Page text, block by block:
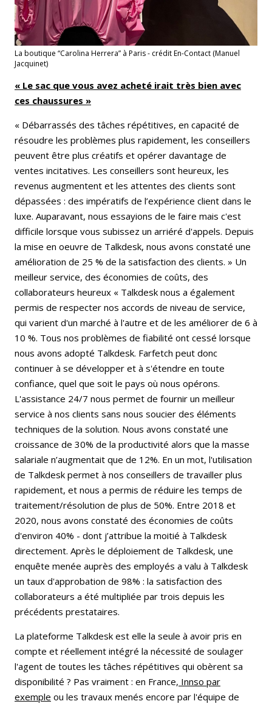
La boutique “Carolina Herrera” à Paris - crédit En-Contact (Manuel
Jacquinet)
« Le sac que vous avez acheté irait très bien avec
ces chaussures »
« Débarrassés des tâches répétitives, en capacité de
résoudre les problèmes plus rapidement, les conseillers
peuvent être plus créatifs et opérer davantage de
ventes incitatives. Les conseillers sont heureux, les
revenus augmentent et les attentes des clients sont
dépassées : des impératifs de l’expérience client dans le
luxe. Auparavant, nous essayions de le faire mais c'est
difficile lorsque vous subissez un arriéré d'appels. Depuis
la mise en oeuvre de Talkdesk, nous avons constaté une
amélioration de 25 % de la satisfaction des clients. » Un
meilleur service, des économies de coûts, des
collaborateurs heureux « Talkdesk nous a également
permis de respecter nos accords de niveau de service,
qui varient d'un marché à l'autre et de les améliorer de 6 à
10 %. Tous nos problèmes de fiabilité ont cessé lorsque
nous avons adopté Talkdesk. Farfetch peut donc
continuer à se développer et à s'étendre en toute
confiance, quel que soit le pays où nous opérons.
L'assistance 24/7 nous permet de fournir un meilleur
service à nos clients sans nous soucier des éléments
techniques de la solution. Nous avons constaté une
croissance de 30% de la productivité alors que la masse
salariale n’augmentait que de 12%. En un mot, l'utilisation
de Talkdesk permet à nos conseillers de travailler plus
rapidement, et nous a permis de réduire les temps de
traitement/résolution de plus de 50%. Entre 2018 et
2020, nous avons constaté des économies de coûts
d'environ 40% - dont j’attribue la moitié à Talkdesk
directement. Après le déploiement de Talkdesk, une
enquête menée auprès des employés a valu à Talkdesk
un taux d'approbation de 98% : la satisfaction des
collaborateurs a été multipliée par trois depuis les
précédents prestataires.
La plateforme Talkdesk est elle la seule à avoir pris en
compte et réellement intégré la nécessité de soulager
l'agent de toutes les tâches répétitives qui obèrent sa
disponibilité ? Pas vraiment : en France, Innso par
exemple ou les travaux menés encore par l'équipe de